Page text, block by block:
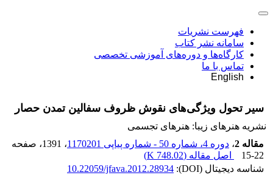
فهرست نشریات
سامانه نشر کتاب
کارگاه‌ها و دوره‌های آموزشی تخصصی
تماس با ما
English
سیر تحول ویژگی‌های نقوش ظروف سفالین تمدن حصار
نشریه هنرهای زیبا: هنرهای تجسمی
مقاله 2
، دوره 4، شماره 50 - شماره پیاپی 1170201 ، 1391
، صفحه
15-22
اصل مقاله (748.02 K
)
شناسه دیجیتال (DOI):
10.22059/jfava.2012.28934